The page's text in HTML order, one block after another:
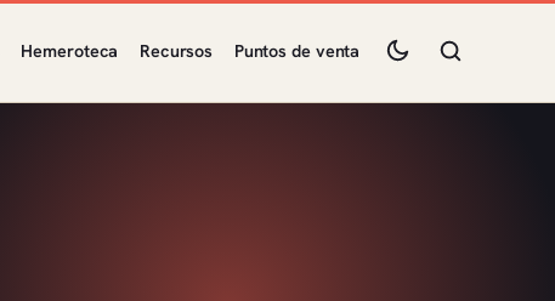
Hemeroteca Recursos Puntos de venta